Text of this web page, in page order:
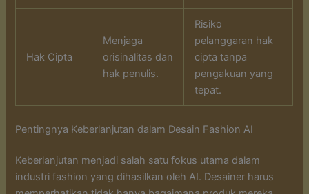
Hak Cipta
Menjaga
orisinalitas dan
hak penulis.
Risiko
pelanggaran hak
cipta tanpa
pengakuan yang
tepat.
Pentingnya Keberlanjutan dalam Desain Fashion AI
Keberlanjutan menjadi salah satu fokus utama dalam
industri fashion yang dihasilkan oleh AI. Desainer harus